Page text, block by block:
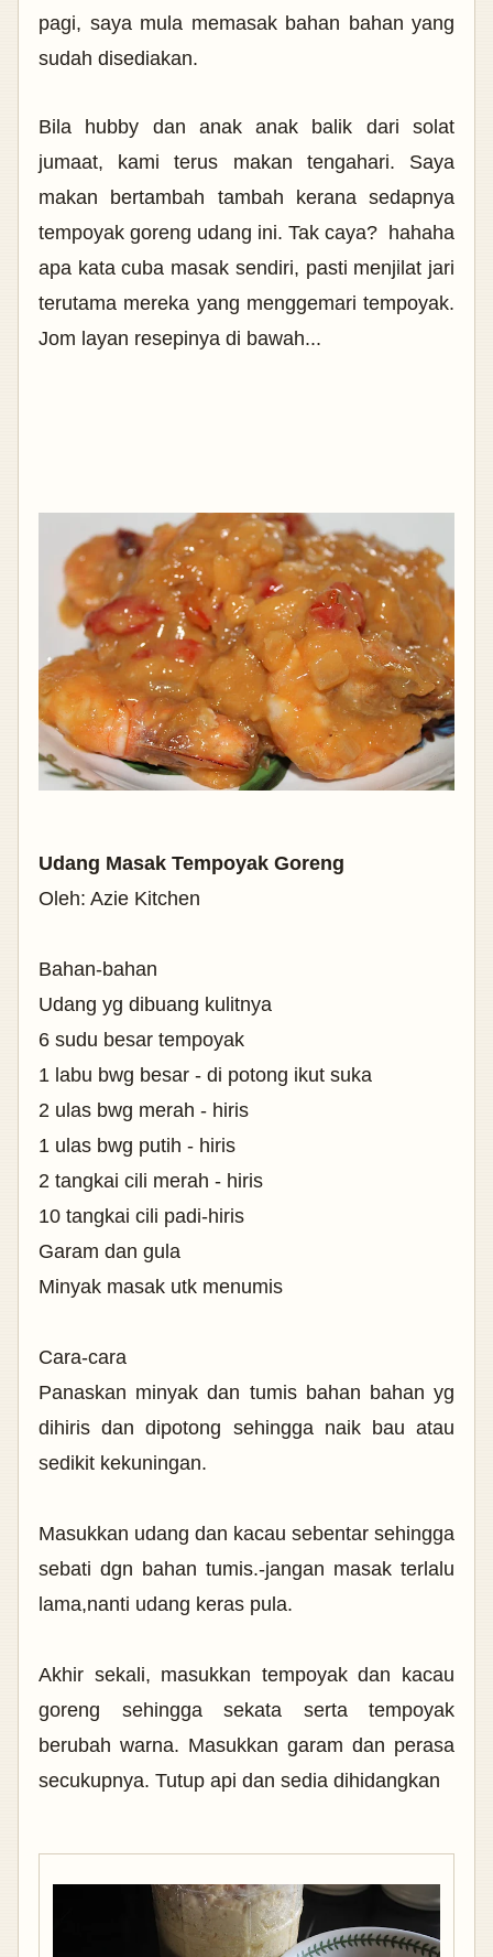
pagi, saya mula memasak bahan bahan yang
sudah disediakan.
Bila hubby dan anak anak balik dari solat
jumaat, kami terus makan tengahari. Saya
makan bertambah tambah kerana sedapnya
tempoyak goreng udang ini. Tak caya? hahaha
apa kata cuba masak sendiri, pasti menjilat jari
terutama mereka yang menggemari tempoyak.
Jom layan resepinya di bawah...
Udang Masak Tempoyak Goreng
Oleh: Azie Kitchen
Bahan-bahan
Udang yg dibuang kulitnya
6 sudu besar tempoyak
1 labu bwg besar - di potong ikut suka
2 ulas bwg merah - hiris
1 ulas bwg putih - hiris
2 tangkai cili merah - hiris
10 tangkai cili padi-hiris
Garam dan gula
Minyak masak utk menumis
Cara-cara
Panaskan minyak dan tumis bahan bahan yg
dihiris dan dipotong sehingga naik bau atau
sedikit kekuningan.
Masukkan udang dan kacau sebentar sehingga
sebati dgn bahan tumis.-jangan masak terlalu
lama,nanti udang keras pula.
Akhir sekali, masukkan tempoyak dan kacau
goreng sehingga sekata serta tempoyak
berubah warna. Masukkan garam dan perasa
secukupnya. Tutup api dan sedia dihidangkan